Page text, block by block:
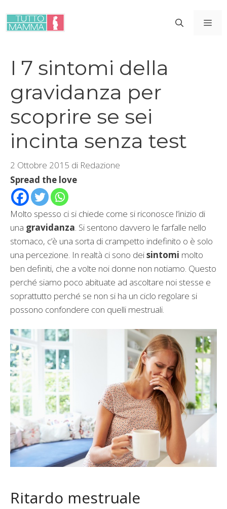
contenuto
I 7 sintomi della
gravidanza per
scoprire se sei
incinta senza test
2 Ottobre 2015 di Redazione
Spread the love
Molto spesso ci si chiede come si riconosce l’inizio di
una gravidanza . Si sentono davvero le farfalle nello
stomaco, c’è una sorta di crampetto indefinito o è solo
una percezione. In realtà ci sono deisintomi molto
ben definiti, che a volte noi donne non notiamo. Questo
perché siamo poco abituate ad ascoltare noi stesse e
soprattutto perché se non si ha un ciclo regolare si
possono confondere con quelli mestruali.
Ritardo mestruale